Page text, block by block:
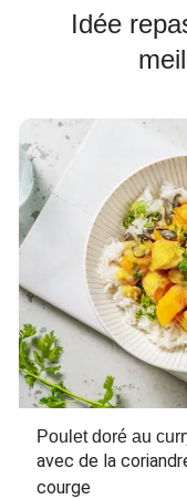
Idée
Poulet doré au
avec de la
courge